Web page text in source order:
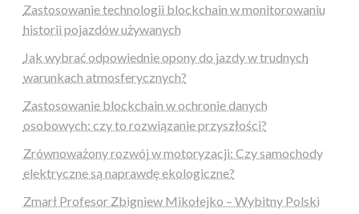
Zastosowanie technologii blockchain w monitorowaniu
historii pojazdów używanych
Jak wybrać odpowiednie opony do jazdy w trudnych
warunkach atmosferycznych?
Zastosowanie blockchain w ochronie danych
osobowych: czy to rozwiązanie przyszłości?
Zrównoważony rozwój w motoryzacji: Czy samochody
elektryczne są naprawdę ekologiczne?
Zmarł Profesor Zbigniew Mikołejko – Wybitny Polski